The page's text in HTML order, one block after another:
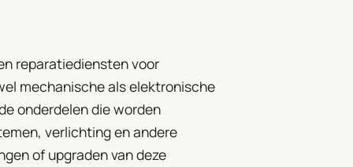
reparatiediensten voor
mechanische als elektronische
onderdelen die worden
verlichting en andere
of upgraden van deze